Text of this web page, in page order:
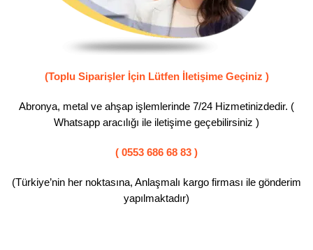
(Toplu Siparişler İçin Lütfen İletişime Geçiniz )
Abronya, metal ve ahşap işlemlerinde 7/24 Hizmetinizdedir. (
Whatsapp aracılığı ile iletişime geçebilirsiniz )
( 0553 686 68 83 )
(Türkiye’nin her noktasına, Anlaşmalı kargo firması ile gönderim
yapılmaktadır)